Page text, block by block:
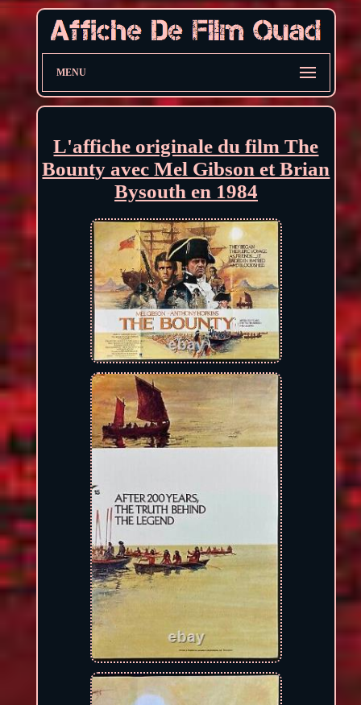
MENU
L'affiche originale du film The
Bounty avec Mel Gibson et Brian
Bysouth en 1984